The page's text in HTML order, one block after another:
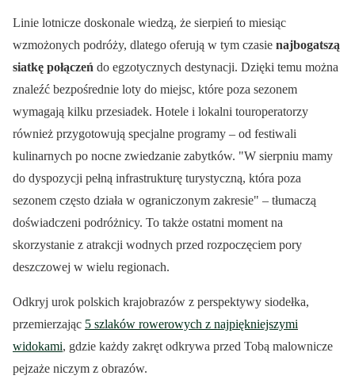
Linie lotnicze doskonale wiedzą, że sierpień to miesiąc
wzmożonych podróży, dlatego oferują w tym czasie najbogatszą
siatkę połączeń do egzotycznych destynacji. Dzięki temu można
znaleźć bezpośrednie loty do miejsc, które poza sezonem
wymagają kilku przesiadek. Hotele i lokalni touroperatorzy
również przygotowują specjalne programy – od festiwali
kulinarnych po nocne zwiedzanie zabytków.
W sierpniu mamy
do dyspozycji pełną infrastrukturę turystyczną, która poza
sezonem często działa w ograniczonym zakresie
– tłumaczą
doświadczeni podróżnicy. To także ostatni moment na
skorzystanie z atrakcji wodnych przed rozpoczęciem pory
deszczowej w wielu regionach.
Odkryj urok polskich krajobrazów z perspektywy siodełka,
przemierzając 5 szlaków rowerowych z najpiękniejszymi
widokami, gdzie każdy zakręt odkrywa przed Tobą malownicze
pejzaże niczym z obrazów.